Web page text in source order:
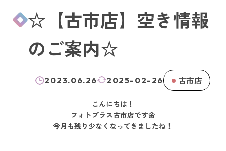
☆【古市店】空き情報
のご案内☆
2023.06.26 2025-02-26 古市店
こんにちは！
フォトプラス古市店です🌼
今月も残り少なくなってきましたね！